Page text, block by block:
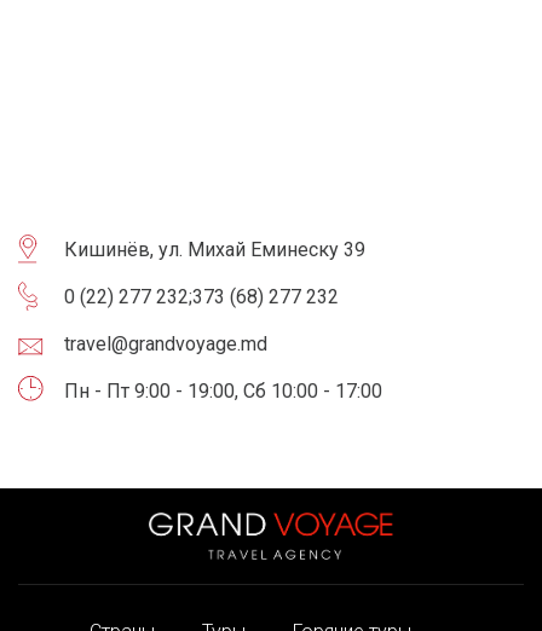
Кишинёв, ул. Михай Еминеску 39
0 (22) 277 232;373 (68) 277 232
travel@grandvoyage.md
Пн - Пт 9:00 - 19:00, Сб 10:00 - 17:00